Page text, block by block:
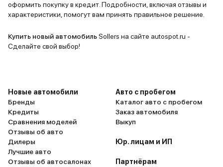
оформить покупку в кредит. Подробности, включая отзывы и
характеристики, помогут вам принять правильное решение.
Купить новый автомобильSollers на сайте autospot.ru -
Сделайте свой выбор!
Новые автомобили
Бренды
Кредиты
Сравнения моделей
Отзывы об авто
Дилеры
Лучшие авто
Отзывы об автосалонах
Авто с пробегом
Каталог авто с пробегом
Заказ автомобиля
Выкуп
Юр. лицам и ИП
Партнёрам